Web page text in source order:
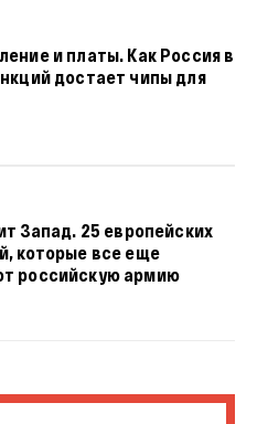
и платы. Как Россия в
достает чипы для
Запад. 25 европейских
которые все еще
российскую армию